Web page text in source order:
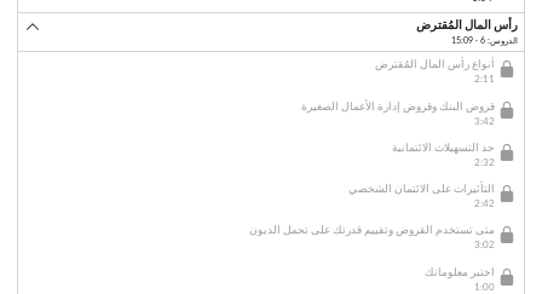
رأس المال المُقترض
الدروس: 6 · 15:09
أنواع رأس المال المُقترض
2:11
قروض البنك وقروض إدارة الأعمال الصغيرة
3:42
حد التسهيلات الائتمانية
2:32
التأثيرات على الائتمان الشخصي
2:42
متى تستخدم القروض وتقييم قدرتك على تحمل الديون
3:02
اختبر معلوماتك
1:00